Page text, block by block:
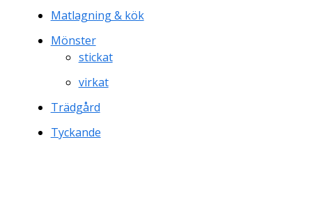
Matlagning & kök
Mönster
stickat
virkat
Trädgård
Tyckande